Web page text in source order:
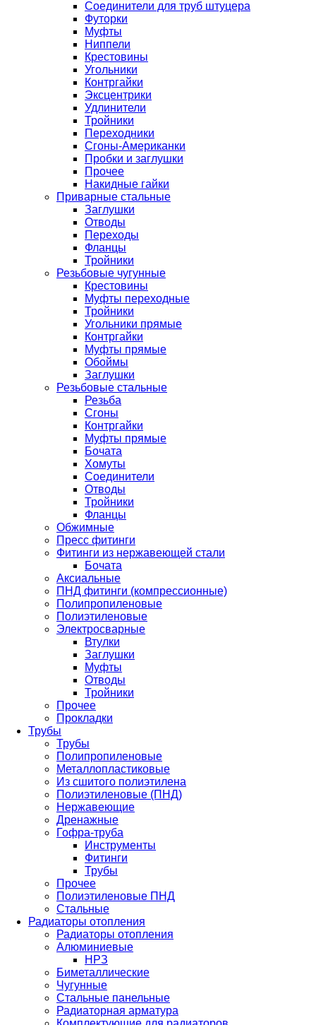
Соединители для труб штуцера
Футорки
Муфты
Ниппели
Крестовины
Угольники
Контргайки
Эксцентрики
Удлинители
Тройники
Переходники
Сгоны-Американки
Пробки и заглушки
Прочее
Накидные гайки
Приварные стальные
Заглушки
Отводы
Переходы
Фланцы
Тройники
Резьбовые чугунные
Крестовины
Муфты переходные
Тройники
Угольники прямые
Контргайки
Муфты прямые
Обоймы
Заглушки
Резьбовые стальные
Резьба
Сгоны
Контргайки
Муфты прямые
Бочата
Хомуты
Соединители
Отводы
Тройники
Фланцы
Обжимные
Пресс фитинги
Фитинги из нержавеющей стали
Бочата
Аксиальные
ПНД фитинги (компрессионные)
Полипропиленовые
Полиэтиленовые
Электросварные
Втулки
Заглушки
Муфты
Отводы
Тройники
Прочее
Прокладки
Трубы
Трубы
Полипропиленовые
Металлопластиковые
Из сшитого полиэтилена
Полиэтиленовые (ПНД)
Нержавеющие
Дренажные
Гофра-труба
Инструменты
Фитинги
Трубы
Прочее
Полиэтиленовые ПНД
Стальные
Радиаторы отопления
Радиаторы отопления
Алюминиевые
НРЗ
Биметаллические
Чугунные
Стальные панельные
Радиаторная арматура